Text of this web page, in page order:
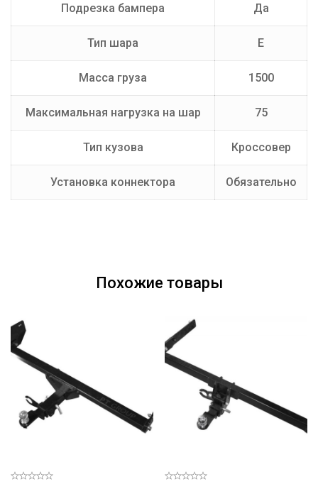
Подрезка бампера Да
Тип шара E
Масса груза 1500
Максимальная нагрузка на шар 75
Тип кузова Кроссовер
Установка коннектора Обязательно
Похожие товары